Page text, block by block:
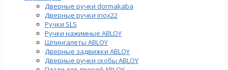
Дверные ручки dormakaba
Дверные ручки inox22
Ручки SLS
Ручки нажимные ABLOY
Шпингалеты ABLOY
Дверные задвижки ABLOY
Дверные ручки скобы ABLOY